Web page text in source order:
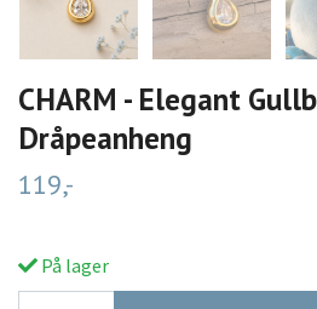
CHARM - Elegant
Dråpeanheng
119,-
På lager